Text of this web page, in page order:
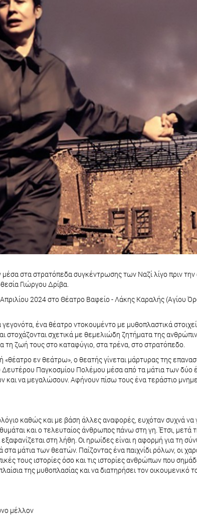
στα στρατόπεδα συγκέντρωσης των Ναζί λίγο πριν
Γιώργου Δρίβα.
Απριλίου 2024 στο Θέατρο Βαφείο - Λάκης Καραλής
ένα θέατρο ντοκουμέντο με μυθοπλαστικά
σχετικά με θεμελιώδη ζητήματα της
τη ζωή τους στο καταφύγιο, στα τρένα, στο στρατόπεδο.
«θέατρο εν θεάτρω», ο θεατής γίνεται μάρτυρας της
Παγκοσμίου Πολέμου μέσα από τα μάτια των δύο
να μεγαλώσουν. Αφήνουν πίσω τους ένα τεράστιο
καθώς και με βάση άλλες αναφορές, ευχόταν συχνά να
και ο τελευταίος άνθρωπος πάνω στη γη. Έτσι,
στη λήθη. Οι ηρωίδες είναι η αφορμή για τη
μάτια των θεατών. Παίζοντας ένα παιχνίδι ρόλων, οι
τους ιστορίες όσο και τις ιστορίες ανθρώπων που
της μυθοπλασίας και να διατηρήσει τον
μέλλον